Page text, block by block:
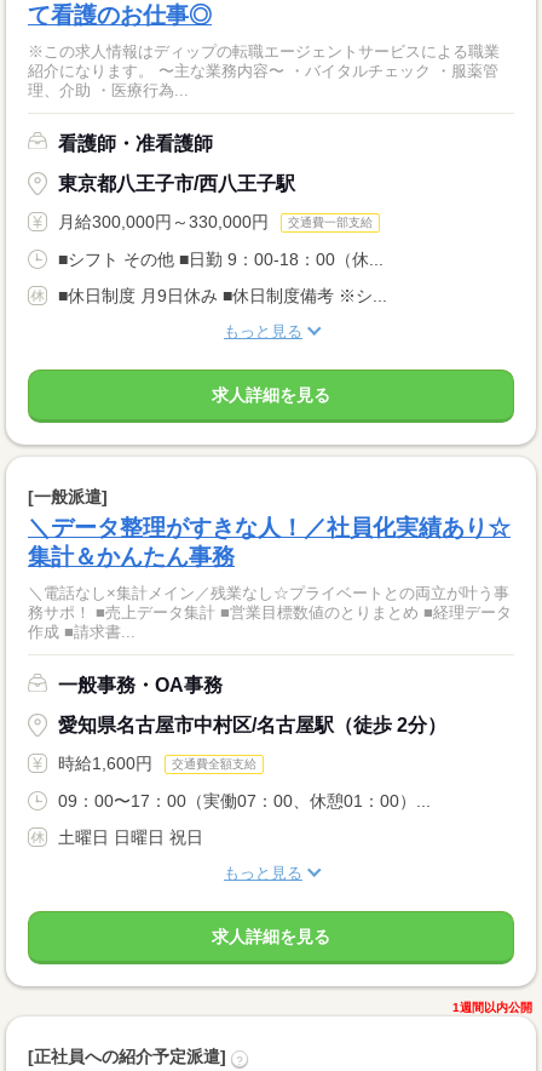
て看護のお仕事◎
※この求人情報はディップの転職エージェントサービスによる職業
紹介になります。 〜主な業務内容〜 ・バイタルチェック ・服薬管
理、介助 ・医療行為...
看護師・准看護師
東京都八王子市/西八王子駅
月給300,000円～330,000円 交通費一部支給
■シフト その他 ■日勤 9：00-18：00（休...
■休日制度 月9日休み ■休日制度備考 ※シ...
もっと見る
求人詳細を見る
[一般派遣]
＼データ整理がすきな人！／社員化実績あり☆
集計＆かんたん事務
＼電話なし×集計メイン／残業なし☆プライベートとの両立が叶う事
務サポ！ ■売上データ集計 ■営業目標数値のとりまとめ ■経理データ
作成 ■請求書...
一般事務・OA事務
愛知県名古屋市中村区/名古屋駅（徒歩 2分）
時給1,600円 交通費全額支給
09：00〜17：00（実働07：00、休憩01：00）...
土曜日 日曜日 祝日
もっと見る
求人詳細を見る
1週間以内公開
[正社員への紹介予定派遣] ?